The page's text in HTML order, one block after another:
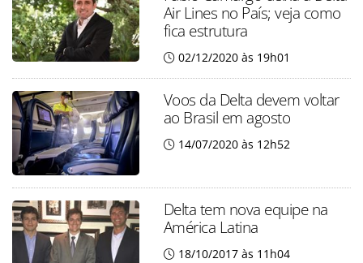
Air Lines no País; veja como
fica estrutura
02/12/2020 às 19h01
Voos da Delta devem voltar
ao Brasil em agosto
14/07/2020 às 12h52
Delta tem nova equipe na
América Latina
18/10/2017 às 11h04